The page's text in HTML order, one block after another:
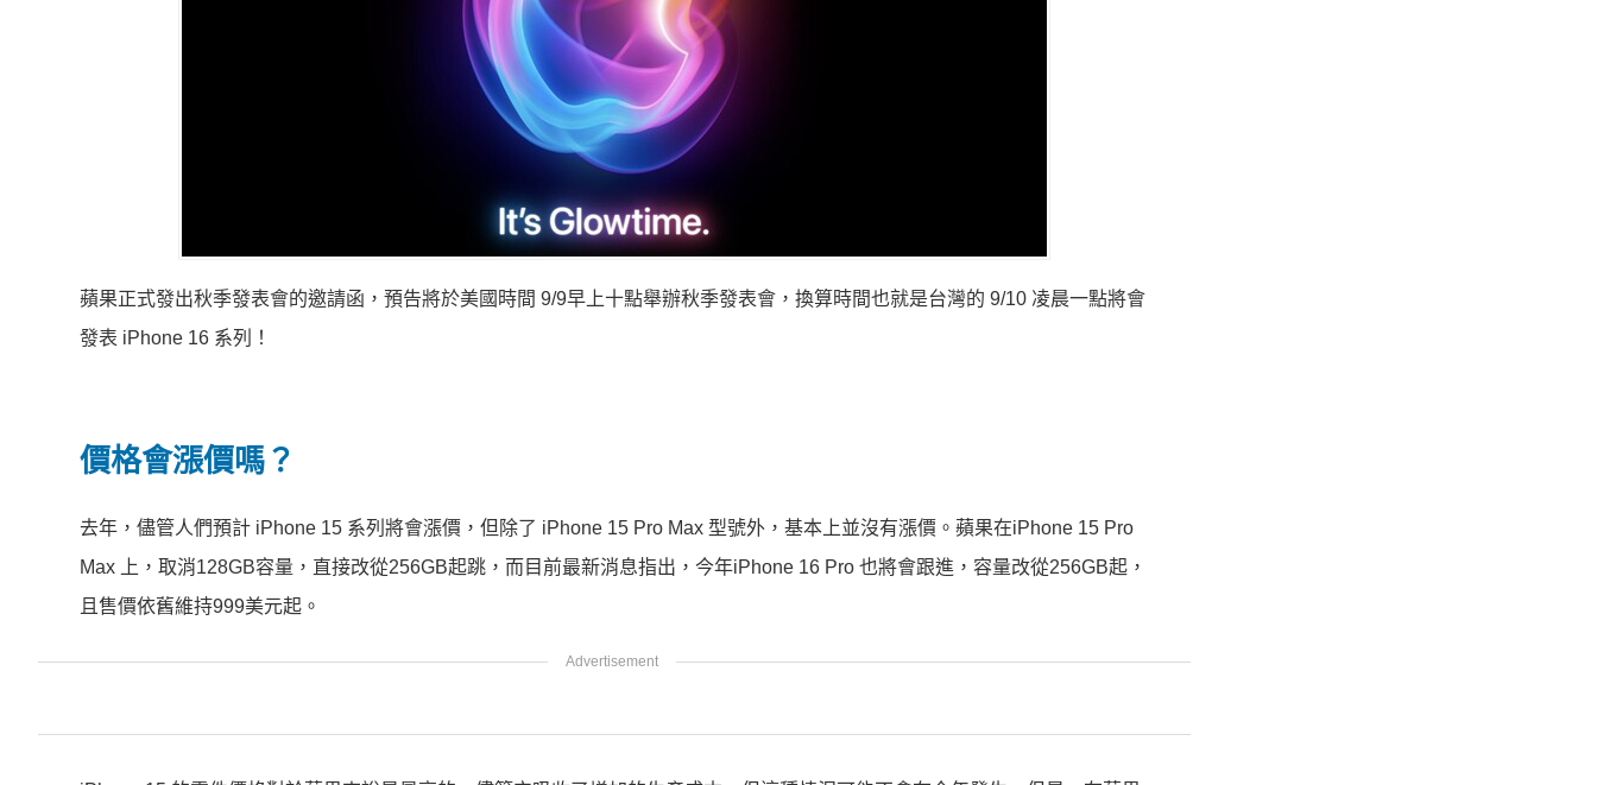
蘋果正式發出秋季發表會的邀請函，預告將於美國時間 9/9早上十點舉辦秋季發表會，換算時間也就是台灣的 9/10 凌晨一點將會
發表 iPhone 16 系列！
價格會漲價嗎？
去年，儘管人們預計 iPhone 15 系列將會漲價，但除了 iPhone 15 Pro Max 型號外，基本上並沒有漲價。 蘋果在iPhone 15 Pro
Max 上，取消128GB容量，直接改從256GB起跳，而目前最新消息指出，今年iPhone 16 Pro 也將會跟進，容量改從256GB起，
且售價依舊維持999美元起。